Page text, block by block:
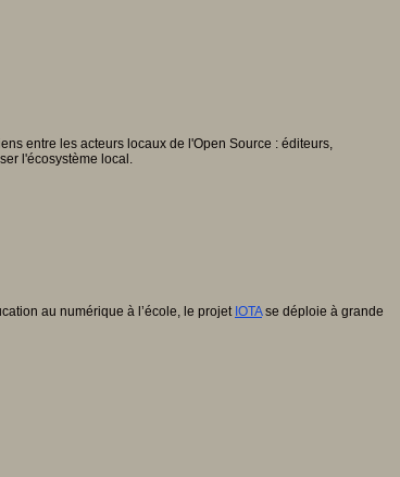
entre les acteurs locaux de l'Open Source : éditeurs,
l'écosystème local.
au numérique à l’école, le projet IOTAse déploie à grande